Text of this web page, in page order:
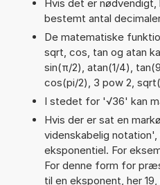
Hvis det er
bestemt antal
De matematiske
sqrt, cos, tan og atan
sin(π/2), atan(1/4),
cos(pi/2), 3 pow 2,
I stedet for '√36' kan
Hvis der er sat en
videnskabelig
eksponentiel. For
For denne form for
til en eksponent, her